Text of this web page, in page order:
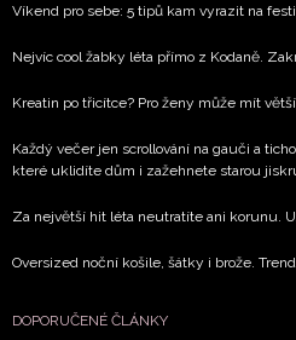
Víkend pro sebe: 5 tipů kam vyrazit na
Nejvíc cool žabky léta přímo z Kodaně.
Kreatin po třicítce? Pro ženy může mít
Každý večer jen scrollování na gauči a
které uklidíte dům i zažehnete starou
Za největší hit léta neutratíte ani korunu.
Oversized noční košile, šátky i brože.
DOPORUČENÉ ČLÁNKY